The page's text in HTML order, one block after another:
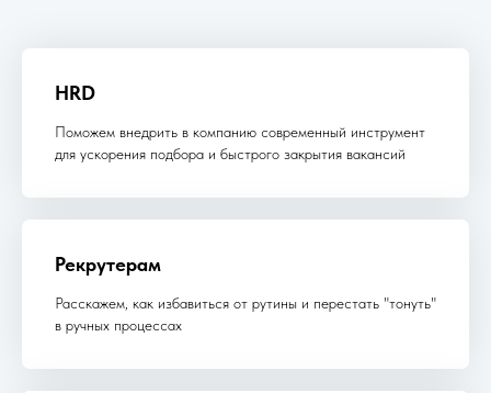
HRD
Поможем внедрить в компанию современный инструмент
для ускорения подбора и быстрого закрытия вакансий
Рекрутерам
Расскажем, как избавиться от рутины и перестать "тонуть"
в ручных процессах